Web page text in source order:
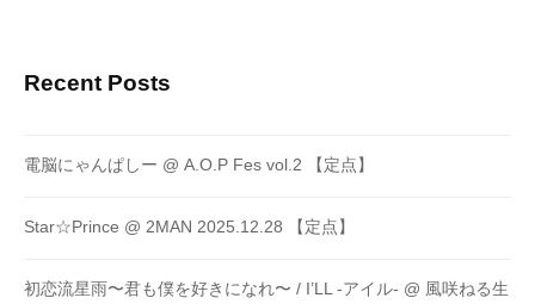
Recent Posts
電脳にゃんぱしー @ A.O.P Fes vol.2 【定点】
Star☆Prince @ 2MAN 2025.12.28 【定点】
初恋流星雨〜君も僕を好きになれ〜 / I’LL -アイル- @ 風咲ねる生